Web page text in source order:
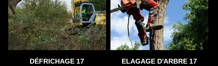
DÉFRICHAGE 17 ELAGAGE D'ARBRE 17